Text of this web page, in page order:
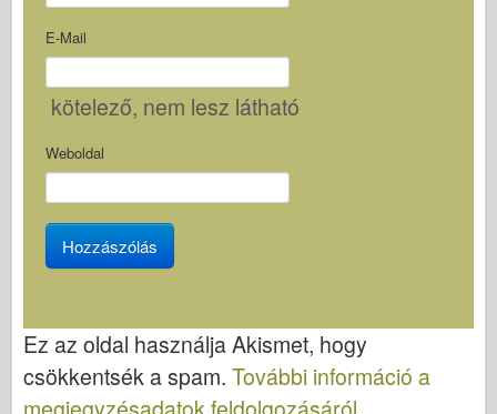
E-Mail
kötelező, nem lesz látható
Weboldal
Ez az oldal használja Akismet, hogy
csökkentsék a spam. További információ a